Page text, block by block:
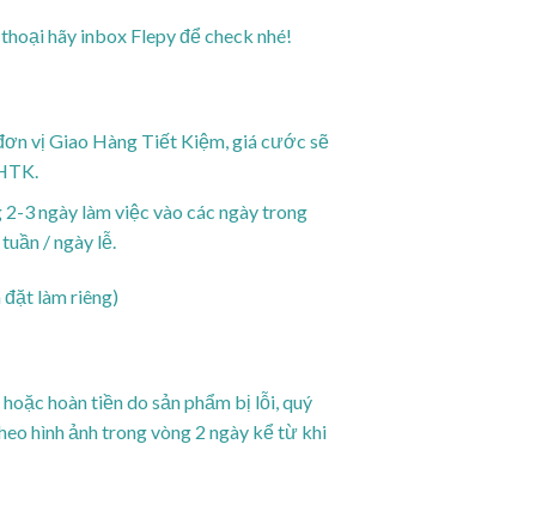
hãy inbox Flepy để check nhé!
vị Giao Hàng Tiết Kiệm, giá cước sẽ
3 ngày làm việc vào các ngày trong
/ ngày lễ.
đặt làm riêng)
hoàn tiền do sản phẩm bị lỗi, quý
hình ảnh trong vòng 2 ngày kể từ khi